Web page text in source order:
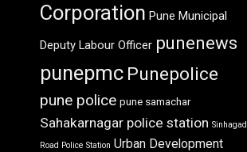
Corporation Pune Municipal
Deputy Labour Officer punenews
punepmc Punepolice
pune police pune samachar
Sahakarnagar police station Sinhagad
Road Police Station Urban Development